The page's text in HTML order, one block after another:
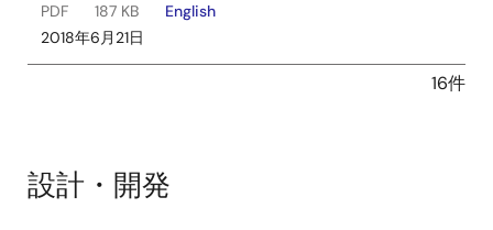
PDF
187 KB
English
2018年6月21日
16件
設計・開発